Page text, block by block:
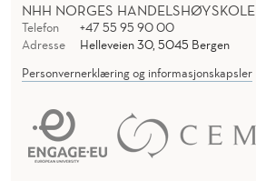
NHH NORGES HANDELSHØYSKOLE
Telefon
+47 55 95 90 00
Adresse
Helleveien 30, 5045 Bergen
Personvernerklæring og informasjonskapsler